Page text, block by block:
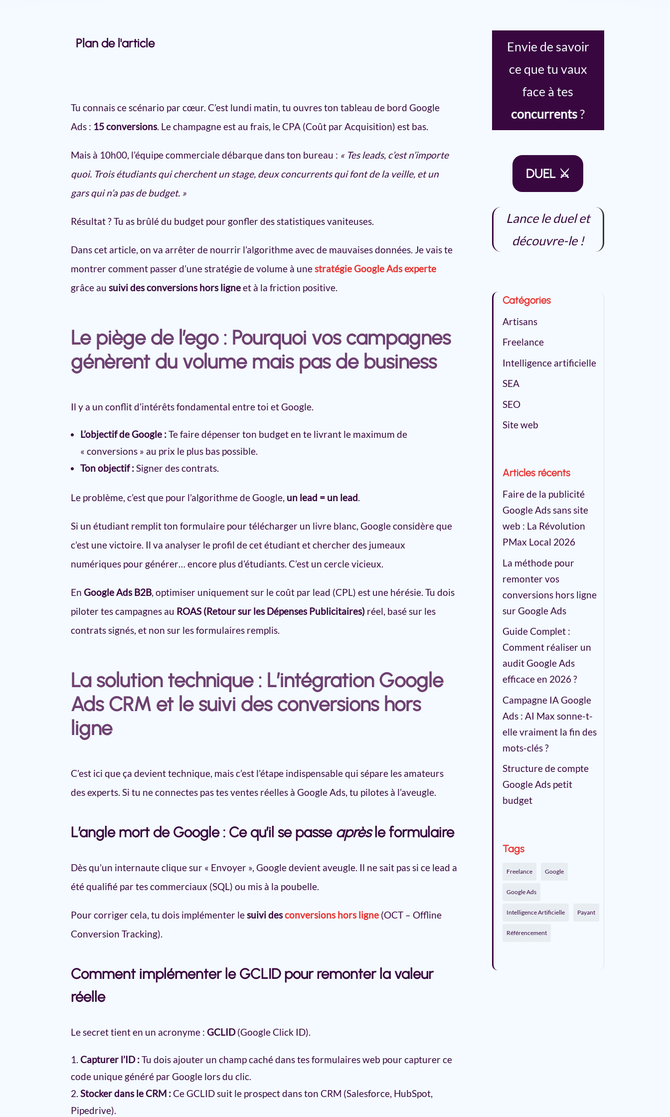
Plan de l'article
business
La solution technique : L’intégration Google Ads CRM et le suivi des
conversions hors ligne
L’angle mort de Google : Ce qu’il se passe après le formulaire
Nourrir l’algorithme avec du CA, pas des clics
Qualification des leads SEA : L’art de la « Friction Positive »
Pourquoi complexifier vos formulaires (au lieu de les simplifier)
Ne laissez jamais le « Display Expansion » activé
FAQ : Vos questions sur la qualité des leads Google Ads
Pour conclure
Tu connais ce scénario par cœur. C’est lundi matin, tu ouvres ton tableau de bord Google
Ads : 15 conversions. Le champagne est au frais, le CPA (Coût par Acquisition) est bas.
Mais à 10h00, l’équipe commerciale débarque dans ton bureau : « Tes leads, c’est n’importe
quoi. Trois étudiants qui cherchent un stage, deux concurrents qui font de la veille, et un
gars qui n’a pas de budget. »
Résultat ? Tu as brûlé du budget pour gonfler des statistiques vaniteuses.
Dans cet article, on va arrêter de nourrir l’algorithme avec de mauvaises données. Je vais te
montrer comment passer d’une stratégie de volume à unestratégie Google Ads experte
grâce au suivi des conversions hors ligneet à la friction positive.
Le piège de l’ego : Pourquoi vos campagnes
génèrent du volume mais pas de business
Il y a un conflit d’intérêts fondamental entre toi et Google.
L’objectif de Google :Te faire dépenser ton budget en te livrant le maximum de
« conversions » au prix le plus bas possible.
Ton objectif :Signer des contrats.
Le problème, c’est que pour l’algorithme de Google, un lead = un lead.
Si un étudiant remplit ton formulaire pour télécharger un livre blanc, Google considère que
c’est une victoire. Il va analyser le profil de cet étudiant et chercher des jumeaux
numériques pour générer… encore plus d’étudiants. C’est un cercle vicieux.
En Google Ads B2B, optimiser uniquement sur le coût par lead (CPL) est une hérésie. Tu dois
piloter tes campagnes au ROAS (Retour sur les Dépenses Publicitaires) réel, basé sur les
contrats signés, et non sur les formulaires remplis.
La solution technique : L’intégration Google
Ads CRM et le suivi des conversions hors
ligne
C’est ici que ça devient technique, mais c’est l’étape indispensable qui sépare les amateurs
des experts. Si tu ne connectes pas tes ventes réelles à Google Ads, tu pilotes à l’aveugle.
L’angle mort de Google : Ce qu’il se passe aprèsle formulaire
Dès qu’un internaute clique sur « Envoyer », Google devient aveugle. Il ne sait pas si ce lead a
été qualifié par tes commerciaux (SQL) ou mis à la poubelle.
Pour corriger cela, tu dois implémenter lesuivi desconversions hors ligne (OCT – Offline
Conversion Tracking).
Comment implémenter le GCLID pour remonter la valeur
réelle
Le secret tient en un acronyme : GCLID(Google Click ID).
Capturer l’ID :Tu dois ajouter un champ caché dans tes formulaires web pour capturer ce
code unique généré par Google lors du clic.
Stocker dans le CRM :Ce GCLID suit le prospect dans ton CRM (Salesforce, HubSpot,
Pipedrive).
Envie de savoir
ce que tu vaux
face à tes
concurrents?
DUEL ⚔
Lance le duel et
découvre-le !
Catégories
Artisans
Freelance
Intelligence artificielle
SEA
SEO
Site web
Articles récents
Faire de la publicité
Google Ads sans site
web : La Révolution
PMax Local 2026
La méthode pour
remonter vos
conversions hors ligne
sur Google Ads
Guide Complet :
Comment réaliser un
audit Google Ads
efficace en 2026 ?
Campagne IA Google
Ads : AI Max sonne-t-
elle vraiment la fin des
mots-clés ?
Structure de compte
Google Ads petit
budget
Tags
Freelance Google
Google Ads
Intelligence Artificielle Payant
Référencement